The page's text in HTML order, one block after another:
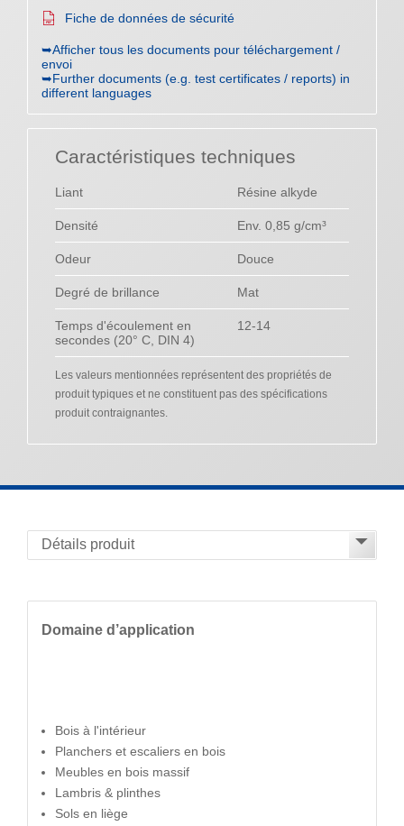
Fiche de données de sécurité
➥Afficher tous les documents pour téléchargement /
envoi
➥Further documents (e.g. test certificates / reports) in
different languages
Caractéristiques techniques
Liant Résine alkyde
Densité Env. 0,85 g/cm³
Odeur Douce
Degré de brillance Mat
Temps d'écoulement en
secondes (20° C, DIN 4)
12-14
Les valeurs mentionnées représentent des propriétés de
produit typiques et ne constituent pas des spécifications
produit contraignantes.
Domaine d’application
Bois à l'intérieur
Planchers et escaliers en bois
Meubles en bois massif
Lambris & plinthes
Sols en liège